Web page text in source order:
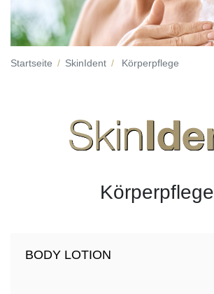
Startseite SkinIdent Körperpflege
Körperpflege
BODY LOTION